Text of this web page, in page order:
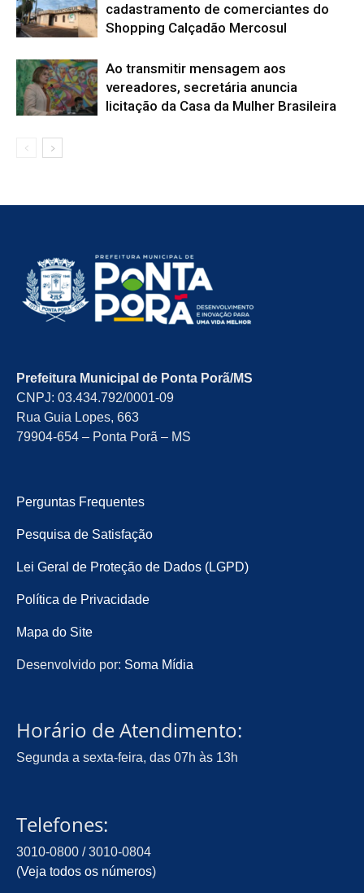
cadastramento de comerciantes do
Shopping Calçadão Mercosul
Ao transmitir mensagem aos
vereadores, secretária anuncia
licitação da Casa da Mulher Brasileira
Prefeitura Municipal de Ponta Porã/MS
CNPJ: 03.434.792/0001-09
Rua Guia Lopes, 663
79904-654 – Ponta Porã – MS
Perguntas Frequentes
Pesquisa de Satisfação
Lei Geral de Proteção de Dados (LGPD)
Política de Privacidade
Mapa do Site
Desenvolvido por: Soma Mídia
Horário de Atendimento:
Segunda a sexta-feira, das 07h às 13h
Telefones:
3010-0800 / 3010-0804
(Veja todos os números)